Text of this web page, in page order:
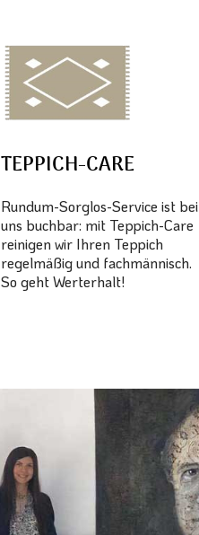
TEPPICH-CARE
Rundum-Sorglos-Service ist bei
uns buchbar: mit Teppich-Care
reinigen wir Ihren Teppich
regelmäßig und fachmännisch.
So geht Werterhalt!